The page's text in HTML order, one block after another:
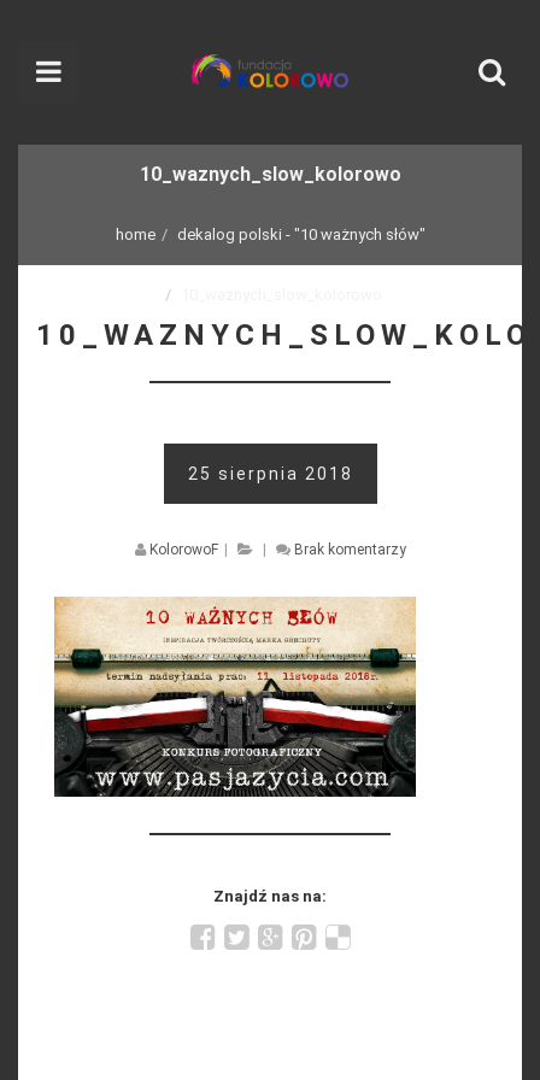
10_waznych_slow_kolorowo
home dekalog polski - "10 ważnych słów"
25 sierpnia 2018
KolorowoF Brak komentarzy
Znajdź nas na: